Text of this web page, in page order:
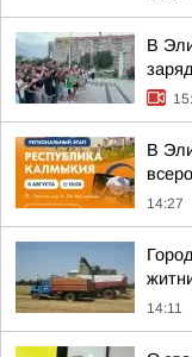
В
В
14:27
14:11